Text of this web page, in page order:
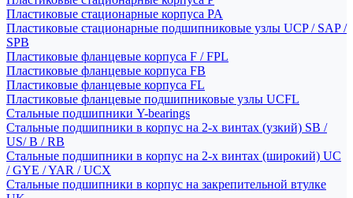
Пластиковые стационарные корпуса PA
Пластиковые стационарные подшипниковые узлы UCP / SAP /
SPB
Пластиковые фланцевые корпуса F / FPL
Пластиковые фланцевые корпуса FB
Пластиковые фланцевые корпуса FL
Пластиковые фланцевые подшипниковые узлы UCFL
Стальные подшипники Y-bearings
Стальные подшипники в корпус на 2-х винтах (узкий) SB /
US/ B / RB
Стальные подшипники в корпус на 2-х винтах (широкий) UC
/ GYE / YAR / UCX
Стальные подшипники в корпус на закрепительной втулке